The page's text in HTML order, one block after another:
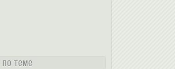
по теме